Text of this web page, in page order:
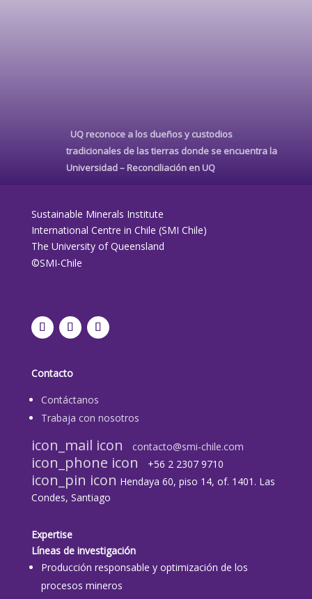
UQ reconoce a los dueños y custodios
tradicionales de las tierras donde se encuentra la
Universidad – Reconciliación en UQ
Sustainable Minerals Institute
International Centre in Chile (SMI Chile)
The University of Queensland
©SMI-Chile
Contacto
Contáctanos
Trabaja con nosotros
icon_mail icon contacto@smi-chile.com
icon_phone icon +56 2 2307 9710​
icon_pin icon Hendaya 60, piso 14, of. 1401. Las
Condes, Santiago
Expertise
Líneas de investigación
Producción responsable y optimización de los
procesos mineros